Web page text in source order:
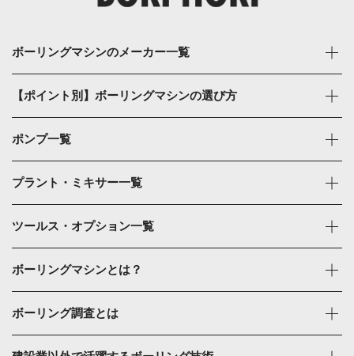
ボーリングマシンのメーカー一覧
【ポイント別】ボーリングマシンの選び方
ポンプ一覧
プラント・ミキサー一覧
ツールス・オプション一覧
ボーリングマシンとは？
ボーリング調査とは